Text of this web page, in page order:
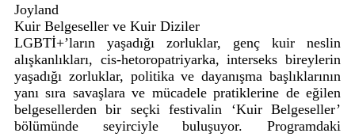
Joyland
Kuir Belgeseller ve Kuir Diziler
LGBTİ+’ların yaşadığı zorluklar, genç kuir neslin
alışkanlıkları, cis-hetoropatriyarka, interseks bireylerin
yaşadığı zorluklar, politika ve dayanışma başlıklarının
yanı sıra savaşlara ve mücadele pratiklerine de eğilen
belgesellerden bir seçki festivalin ‘Kuir Belgeseller’
bölümünde seyirciyle buluşuyor. Programdaki